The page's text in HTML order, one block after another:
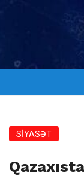
SİYASƏT